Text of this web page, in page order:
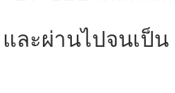
และผ่านไปจนเป็น